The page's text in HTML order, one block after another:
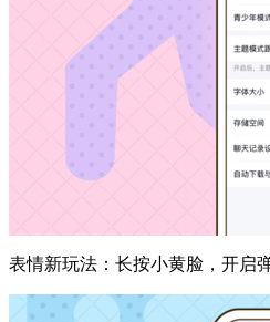
表情新玩法：长按小黄脸，开启